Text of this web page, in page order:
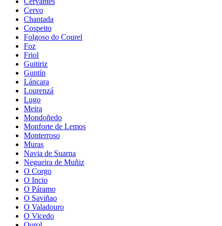
Cervo
Chantada
Cospeito
Folgoso do Courel
Foz
Friol
Guitiriz
Guntín
Láncara
Lourenzá
Lugo
Meira
Mondoñedo
Monforte de Lemos
Monterroso
Muras
Navia de Suarna
Negueira de Muñiz
O Corgo
O Incio
O Páramo
O Saviñao
O Valadouro
O Vicedo